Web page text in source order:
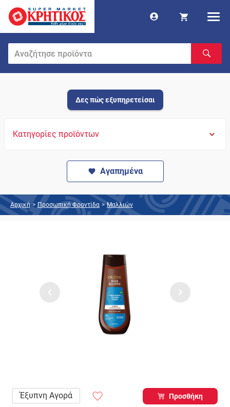
Δες πώς εξυπηρετείσαι
Κατηγορίες προϊόντων
Αγαπημένα
Αρχική > Προσωπική Φροντίδα > Μαλλιών
Έξυπνη Αγορά Προσθήκη